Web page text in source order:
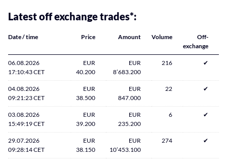
Latest off exchange trades*:
Date / time Price Amount Volume
Off-
exchange
06.08.2026
17:10:43 CET
EUR
40.200
EUR
8’683.200
216 ✔
04.08.2026
09:21:23 CET
EUR
38.500
EUR
847.000
22 ✔
03.08.2026
15:49:19 CET
EUR
39.200
EUR
235.200
6 ✔
29.07.2026
09:28:14 CET
EUR
38.150
EUR
10’453.100
274 ✔